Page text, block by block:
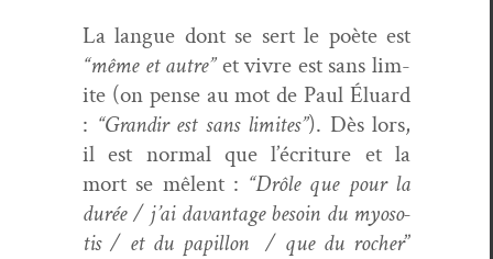
La langue dont se sert le poète est
“même et autre”et vivre est sans lim­
ite (on pense au mot de Paul Élu­ard
: “Grandir est sans lim­ites”). Dès lors,
il est nor­mal que l’écri­t­ure et la
mort se mêlent : “Drôle que pour la
durée / j’ai davan­tage besoin du myoso­
tis / et du papil­lon / que du rocher”